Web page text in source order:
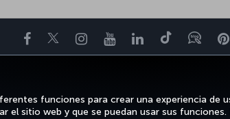
funciones para crear una experiencia de
el sitio web y que se puedan usar sus funciones.
Facebook
TwitterInstagram
YouTubeLinkedIn
TikTokBlog